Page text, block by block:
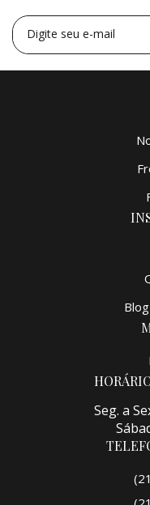
R$ 2.000,00
Digite seu e-mail
Seg. a